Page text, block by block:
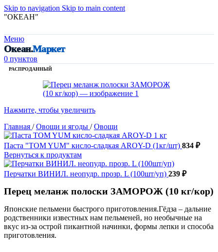
Skip to navigation Skip to main content
"ОКЕАН"
Меню
Океан.Маркет
0 пунктов
РАСПРОДАННЫЙ
Нажмите, чтобы увеличить
Главная / Овощи и ягоды / Овощи
Паста "TOM YUM" кисло-сладкая AROY-D (1кг/шт) 834 ₽
Вернуться к продуктам
Перчатки ВИНИЛ. неопудр. прозр. L (100шт/уп) 239 ₽
Перец меланж полоски ЗАМОРОЖ (10 кг/кор)
Японские пельмени быстрого приготовления.Гёдза – дальние
родственники известных нам пельменей, но необычные на
вкус из-за острой пикантной начинки, формы лепки и способа
приготовления.